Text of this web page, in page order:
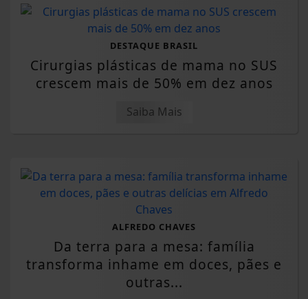
DESTAQUE BRASIL
Cirurgias plásticas de mama no SUS
crescem mais de 50% em dez anos
Saiba Mais
ALFREDO CHAVES
Da terra para a mesa: família
transforma inhame em doces, pães e
outras...